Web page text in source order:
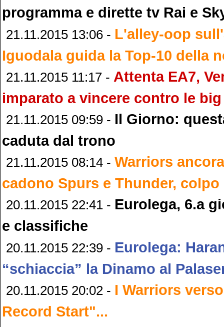
programma e dirette tv Rai e
21.11.2015 13:06 - L'alley-oop
Iguodala guida la Top-10 della
21.11.2015 11:17 - Attenta EA7,
imparato a vincere contro le big
21.11.2015 09:59 - Il Giorno:
caduta dal trono
21.11.2015 08:14 - Warriors
cadono Spurs e Thunder,
20.11.2015 22:41 - Eurolega, 6.a
e classifiche
20.11.2015 22:39 - Eurolega:
“schiaccia” la Dinamo al
20.11.2015 20:02 - I Warriors
Record Start"...